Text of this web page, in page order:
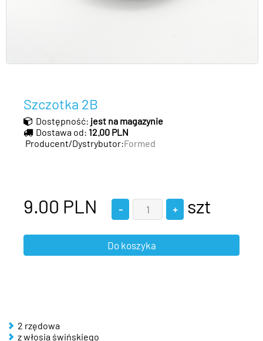
Szczotka 2B
Dostępność: jest na magazynie
Dostawa od: 12.00 PLN
Producent/Dystrybutor:Formed
9.00 PLN szt
2 rzędowa
z włosia świńskiego